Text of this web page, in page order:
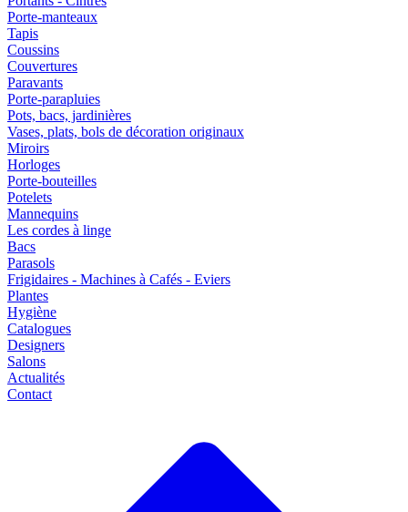
Porte-manteaux
Tapis
Coussins
Couvertures
Paravants
Porte-parapluies
Pots, bacs, jardinières
Vases, plats, bols de décoration originaux
Miroirs
Horloges
Porte-bouteilles
Potelets
Mannequins
Les cordes à linge
Bacs
Parasols
Frigidaires - Machines à Cafés - Eviers
Plantes
Hygiène
Catalogues
Designers
Salons
Actualités
Contact